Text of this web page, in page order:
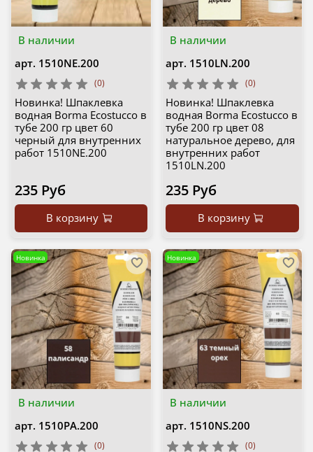
В наличии
арт. 1510NE.200
(0)
Новинка! Шпаклевка
водная Borma Ecostucco в
тубе 200 гр цвет 60
черный для внутренних
работ 1510NE.200
235 Руб
В корзину
В наличии
арт. 1510LN.200
(0)
Новинка! Шпаклевка
водная Borma Ecostucco в
тубе 200 гр цвет 08
натуральное дерево, для
внутренних работ
1510LN.200
235 Руб
В корзину
В наличии
Новинка
арт. 1510PA.200
(0)
В наличии
Новинка
арт. 1510NS.200
(0)